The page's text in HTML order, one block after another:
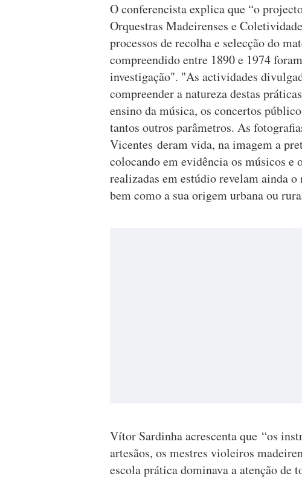
O conferencista explica que “o
Orquestras Madeirenses e
processos de recolha e selecção do
compreendido entre 1890 e 1974
investigação". "As actividades
compreender a natureza destas
ensino da música, os concertos
tantos outros parâmetros. As
Vicentes deram vida, na imagem a
colocando em evidência os músicos e
realizadas em estúdio revelam ainda
bem como a sua origem urbana ou
Vítor Sardinha acrescenta que “os
artesãos, os mestres violeiros
escola prática dominava a atenção de